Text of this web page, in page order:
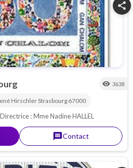
share
visibility 3638
HirschlerStrasbourg 67000
: Mme Nadine HALLEL
messageContact